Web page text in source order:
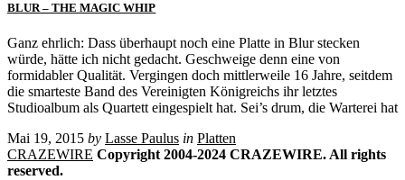
BLUR – THE MAGIC WHIP
Ganz ehrlich: Dass überhaupt noch eine Platte in Blur stecken
würde, hätte ich nicht gedacht. Geschweige denn eine von
formidabler Qualität. Vergingen doch mittlerweile 16 Jahre, seitdem
die smarteste Band des Vereinigten Königreichs ihr letztes
Studioalbum als Quartett eingespielt hat. Sei’s drum, die Warterei hat
Mai 19, 2015 by Lasse Paulus in Platten
CRAZEWIRE Copyright 2004-2024 CRAZEWIRE. All rights
reserved.